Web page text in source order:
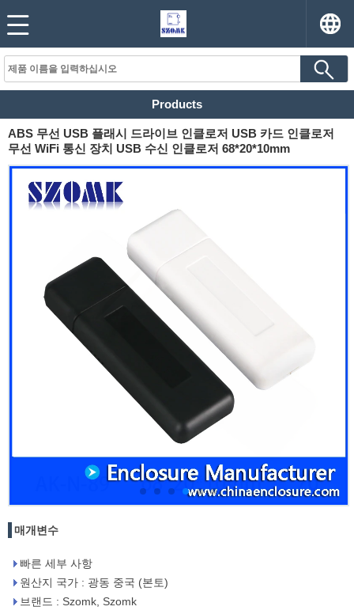
Products
ABS 무선 USB 플래시 드라이브 인클로저 USB 카드 인클로저
무선 WiFi 통신 장치 USB 수신 인클로저 68*20*10mm
매개변수
빠른 세부 사항
원산지 국가 : 광동 중국 (본토)
브랜드 : Szomk, Szomk